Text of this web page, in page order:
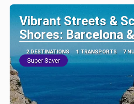
Vibrant Streets &
Shores: Barcelona
2 DESTINATIONS 1 TRANSPORTS 7
Super Saver